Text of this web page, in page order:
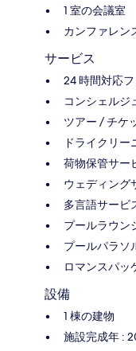
1 室の会議室
カンファレン
サービス
24 時間対応
コンシェルジ
ツアー / チケ
ドライクリ
荷物保管サー
ウェディング
多言語サービ
プールラウン
プールパラソ
ロマンスパッ
設備
1 棟の建物
施設完成年 :